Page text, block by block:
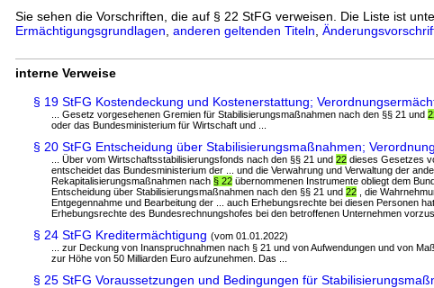
Sie sehen die Vorschriften, die auf § 22 StFG verweisen. Die Liste ist
Ermächtigungsgrundlagen anderen geltenden Titeln
interne Verweise
§ 19 StFG Kostendeckung und Kostenerstattung;
... Gesetz vorgesehenen Gremien für Stabilisierungsmaßnahmen nach den §§ 21 und
oder das Bundesministerium für Wirtschaft und ...
§ 20 StFG Entscheidung über Stabilisierungsmaßnahmen;
... Über vom Wirtschaftsstabilisierungsfonds nach den §§ 21 und 22 dieses Gesetzes
entscheidet das Bundesministerium der ... und die Verwahrung und Verwaltung der
Rekapitalisierungsmaßnahmen nach § 22 übernommenen Instrumente obliegt dem
Entscheidung über Stabilisierungsmaßnahmen nach den §§ 21 und 22 , die
Entgegennahme und Bearbeitung der ... auch Erhebungsrechte bei diesen Personen
Erhebungsrechte des Bundesrechnungshofes bei den betroffenen Unternehmen
§ 24 StFG Kreditermächtigung (vom 01.01.2022)
... zur Deckung von Inanspruchnahmen nach § 21 und von Aufwendungen und von
zur Höhe von 50 Milliarden Euro aufzunehmen. Das ...
§ 25 StFG Voraussetzungen und Bedingungen für